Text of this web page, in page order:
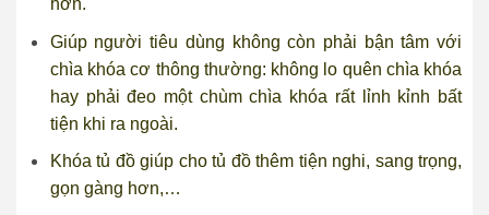
hơn.
Giúp người tiêu dùng không còn phải bận tâm với
chìa khóa cơ thông thường: không lo quên chìa khóa
hay phải đeo một chùm chìa khóa rất lỉnh kỉnh bất
tiện khi ra ngoài.
Khóa tủ đồ giúp cho tủ đồ thêm tiện nghi, sang trọng,
gọn gàng hơn,…